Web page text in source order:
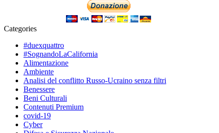
Categories
#duexquattro
#SognandoLaCalifornia
Alimentazione
Ambiente
Analisi del conflitto Russo-Ucraino senza filtri
Benessere
Beni Culturali
Contenuti Premium
covid-19
Cyber